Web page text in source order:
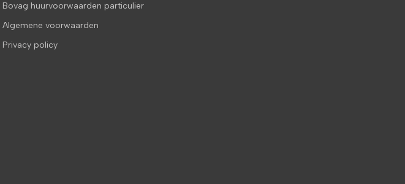
Bovag huurvoorwaarden particulier
Algemene voorwaarden
Privacy policy